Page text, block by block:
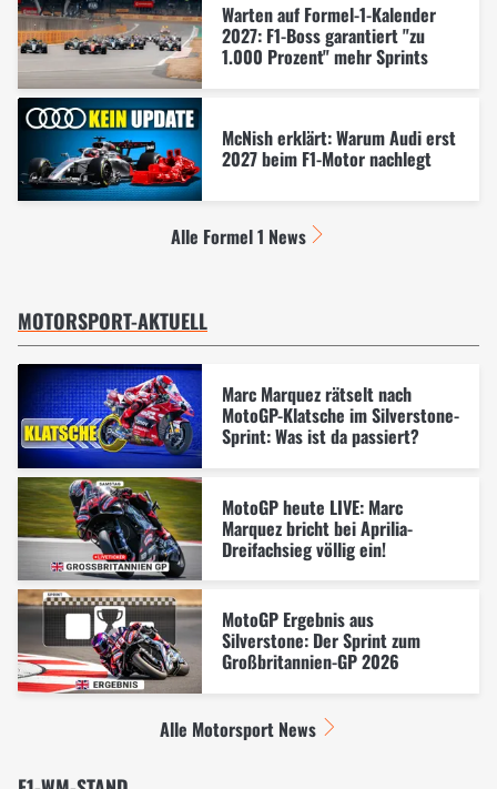
Warten auf Formel-1-Kalender
2027: F1-Boss garantiert "zu
1.000 Prozent" mehr Sprints
McNish erklärt: Warum Audi erst
2027 beim F1-Motor nachlegt
Alle Formel 1 News
MOTORSPORT-AKTUELL
Marc Marquez rätselt nach
MotoGP-Klatsche im Silverstone-
Sprint: Was ist da passiert?
MotoGP heute LIVE: Marc
Marquez bricht bei Aprilia-
Dreifachsieg völlig ein!
MotoGP Ergebnis aus
Silverstone: Der Sprint zum
Großbritannien-GP 2026
Alle Motorsport News